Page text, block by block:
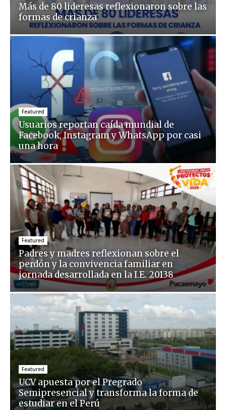
Más de 80 lideresas reflexionaron sobre las
formas de crianza
Featured
Usuarios reportan caída mundial de
Facebook, Instagram y WhatsApp por casi
una hora
Featured
Padres y madres reflexionan sobre el
perdón y la convivencia familiar en
jornada desarrollada en la I.E. 20138
Featured
UCV apuesta por el Pregrado
Semipresencial y transforma la forma de
estudiar en el Perú